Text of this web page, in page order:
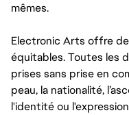
mêmes.
Electronic Arts offre
équitables. Toutes les
prises sans prise en
peau, la nationalité,
l'identité ou